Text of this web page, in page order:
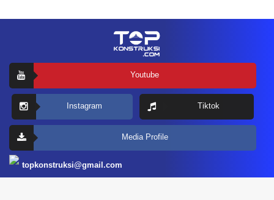
Youtube
Instagram Tiktok
Media Profile
topkonstruksi@gmail.com